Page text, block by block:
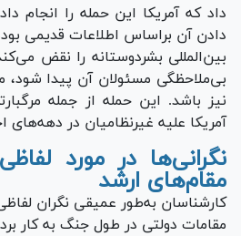
داد که آمریکا این حمله را انجام
دادن آن براساس اطلاعات قدیمی
بین‌المللی بشردوستانه را نقض
بی‌ملاحظگی مسئولان آن پیدا
نیز باشد. این حمله از جمله
آمریکا علیه غیرنظامیان در دهه‌های
نگرانی‌ها در مورد
مقام‌های ارشد
کارشناسان به‌طور عمیقی نگران
مقامات دولتی در طول جنگ به کار